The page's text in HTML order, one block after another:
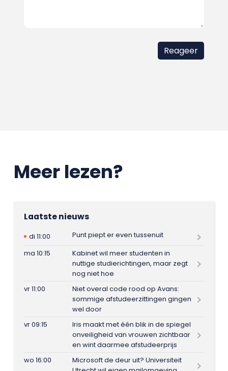
Meer lezen?
Laatste nieuws
di 11:00
Punt piept er even tussenuit
ma 10:15
Kabinet wil meer studenten in
nuttige studierichtingen, maar zegt
nog niet hoe
vr 11:00
Niet overal code rood op Avans:
sommige afstudeerzittingen gingen
wel door
vr 09:15
Iris maakt met één blik in de spiegel
onveiligheid van vrouwen zichtbaar
en wint daarmee afstudeerprijs
wo 16:00
Microsoft de deur uit? Universiteit